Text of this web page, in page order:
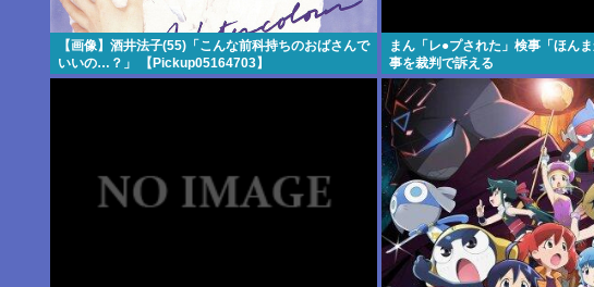
【画像】酒井法子(55)「こんな前科持ちのおばさんで
いいの…？」 【Pickup05164703】
まん「レ●プされた」検事「ほん
事を裁判で訴える